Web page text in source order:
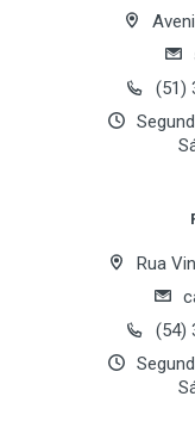
Seu microfone
e haste ajustável
comunicação
design
Conexão
Drivers de
Email Address
(51)
Rua
(54)